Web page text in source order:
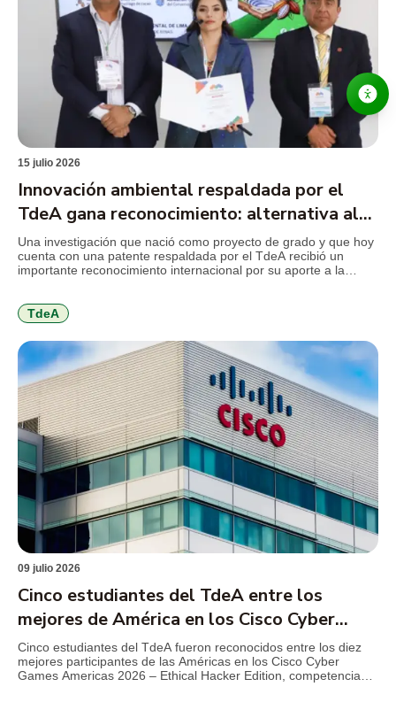
15 julio 2026
Innovación ambiental respaldada por el
TdeA gana reconocimiento: alternativa al
mercurio en la minería
Una investigación que nació como proyecto de grado y que hoy
cuenta con una patente respaldada por el TdeA recibió un
importante reconocimiento internacional por su aporte a la
elaborado a partir de la cáscara de cacao, una […]
TdeA
09 julio 2026
Cinco estudiantes del TdeA entre los
mejores de América en los Cisco Cyber
Games 2026
Cinco estudiantes del TdeA fueron reconocidos entre los diez
mejores participantes de las Américas en los Cisco Cyber
Games Americas 2026 – Ethical Hacker Edition, competencia